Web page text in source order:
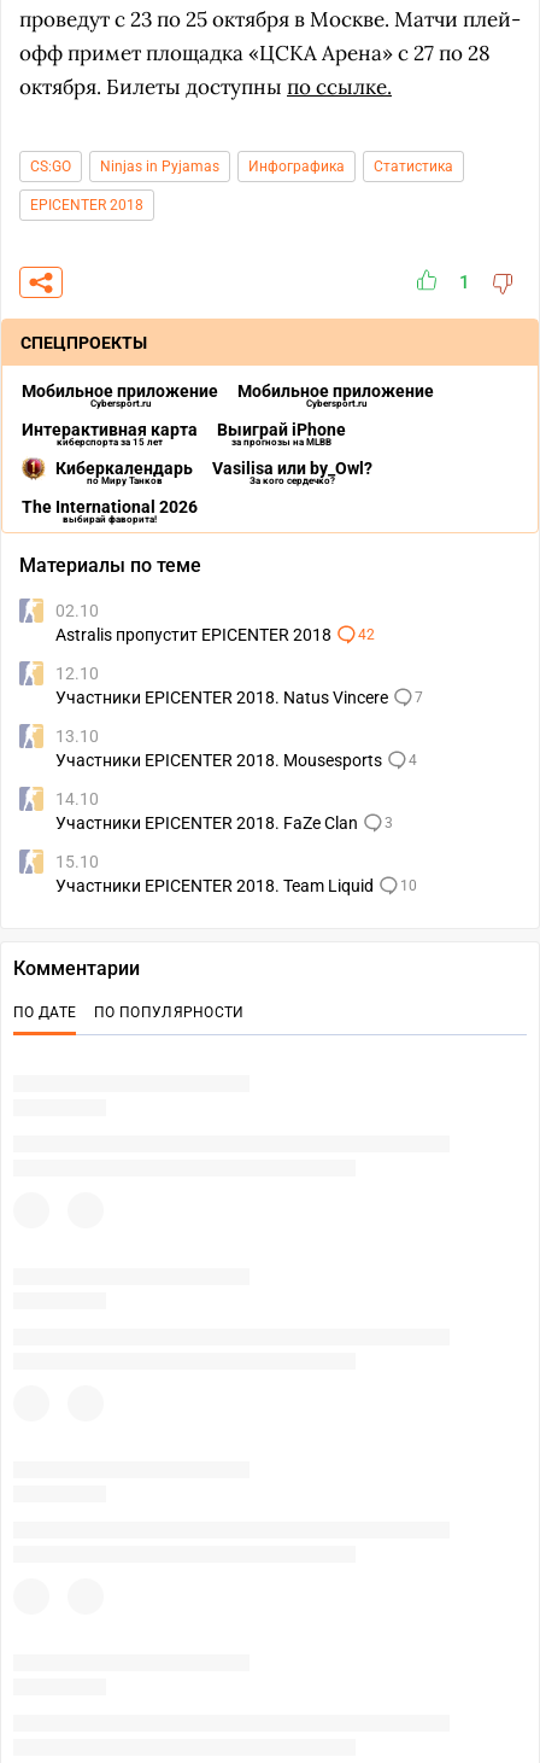
проведут с 23 по 25 октября в Москве. Матчи плей-
офф примет площадка «ЦСКА Арена» с 27 по 28
октября. Билеты доступны по ссылке.
CS:GO Ninjas in Pyjamas Инфографика Статистика
EPICENTER 2018
1
СПЕЦПРОЕКТЫ
Мобильное приложение
Cybersport.ru
Мобильное приложение
Cybersport.ru
Интерактивная карта
киберспорта за 15 лет
Выиграй iPhone
за прогнозы на MLBB
Киберкалендарь
по Миру Танков
Vasilisa или by_Owl?
За кого сердечко?
The International 2026
выбирай фаворита!
Материалы по теме
02.10
Astralis пропустит EPICENTER 2018
42
12.10
Участники EPICENTER 2018. Natus Vincere
7
13.10
Участники EPICENTER 2018. Mousesports
4
14.10
Участники EPICENTER 2018. FaZe Clan
3
15.10
Участники EPICENTER 2018. Team Liquid
10
Комментарии
ПО ДАТЕ ПО ПОПУЛЯРНОСТИ